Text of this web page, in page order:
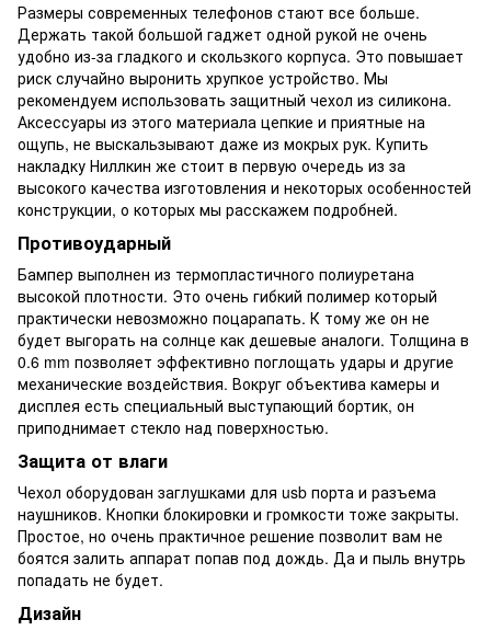
Размеры современных телефонов стают все больше.
Держать такой большой гаджет одной рукой не очень
удобно из-за гладкого и скользкого корпуса. Это повышает
риск случайно выронить хрупкое устройство. Мы
рекомендуем использовать защитный чехол из силикона.
Аксессуары из этого материала цепкие и приятные на
ощупь, не выскальзывают даже из мокрых рук. Купить
накладку Ниллкин же стоит в первую очередь из за
высокого качества изготовления и некоторых особенностей
конструкции, о которых мы расскажем подробней.
Противоударный
Бампер выполнен из термопластичного полиуретана
высокой плотности. Это очень гибкий полимер который
практически невозможно поцарапать. К тому же он не
будет выгорать на солнце как дешевые аналоги. Толщина в
0.6 mm позволяет эффективно поглощать удары и другие
механические воздействия. Вокруг объектива камеры и
дисплея есть специальный выступающий бортик, он
приподнимает стекло над поверхностью.
Защита от влаги
Чехол оборудован заглушками для usb порта и разъема
наушников. Кнопки блокировки и громкости тоже закрыты.
Простое, но очень практичное решение позволит вам не
боятся залить аппарат попав под дождь. Да и пыль внутрь
попадать не будет.
Дизайн